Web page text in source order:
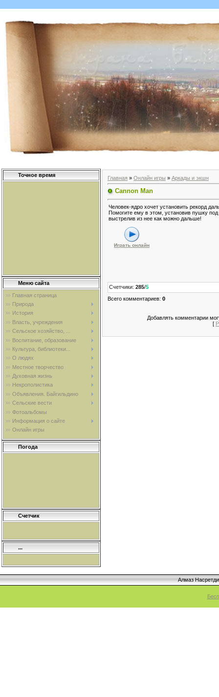
Точное время
Меню сайта
Главная страница
Природа
История
Власть, учреждения
Сельское хозяйство, ...
Воспитание, образование
Культура, библиотеки...
О людях
Местное творчество
Духовная жизнь
Некрополистика
Объявления. Байгильдино
Сельские вести
Фотоальбомы
Информация о сайте
Онлайн игры
Погода
Счетчик
...
Главная » Онлайн игры » Аркады и экшн
Cannon Man
Человек-ядро хочет установить рекорд
Помогите ему в этом, установив пушку
выстрелив из нее как можно дальше!
Играть онлайн
Счетчики: 285/5
Всего комментариев: 0
Добавлять комментарии
[
Алмаз